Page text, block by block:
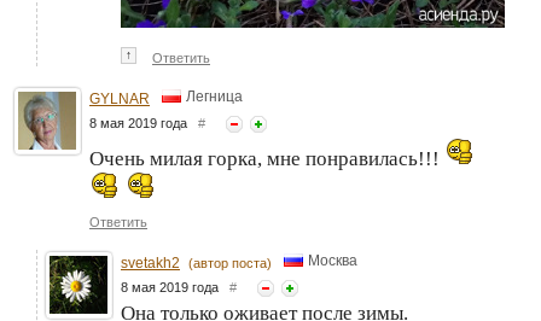
↑ Ответить
GYLNAR Легница
8 мая 2019 года #
Очень милая горка, мне понравилась!!!
Ответить
svetakh2 (автор поста) Москва
8 мая 2019 года #
Она только оживает после зимы.